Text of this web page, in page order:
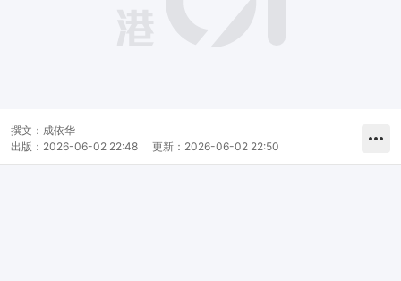
撰文： 成依华
出版： 2026-06-02 22:48 更新： 2026-06-02 22:50